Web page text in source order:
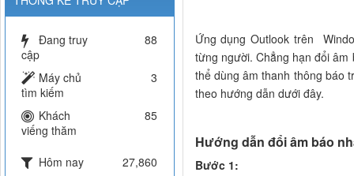
Ứng dụng Outlook trên
từng người. Chẳng hạn đổi
thể dùng âm thanh thông báo
theo hướng dẫn dưới đây.
Hướng dẫn đổi âm báo
Bước 1:
Đang truy
cập
88
Máy chủ
tìm kiếm
3
Khách
viếng thăm
85
Hôm nay
27,860